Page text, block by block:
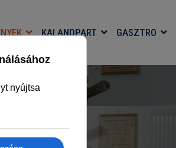
KALANDPART GASZTRO